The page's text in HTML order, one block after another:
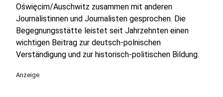
Oświęcim/Auschwitz zusammen mit anderen
Journalistinnen und Journalisten gesprochen. Die
Begegnungsstätte leistet seit Jahrzehnten einen
wichtigen Beitrag zur deutsch-polnischen
Verständigung und zur historisch-politischen Bildung.
Anzeige